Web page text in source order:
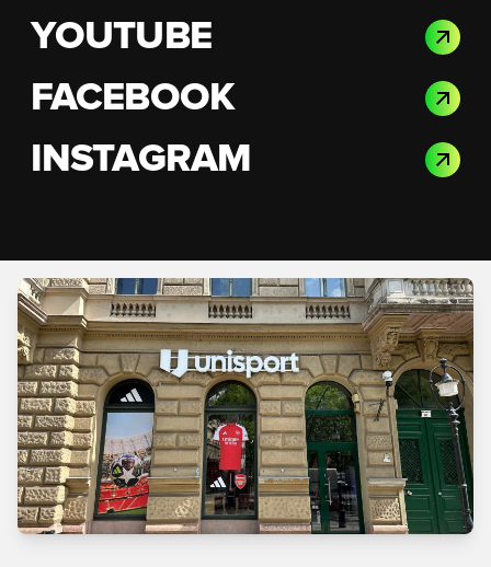
YOUTUBE
FACEBOOK
INSTAGRAM